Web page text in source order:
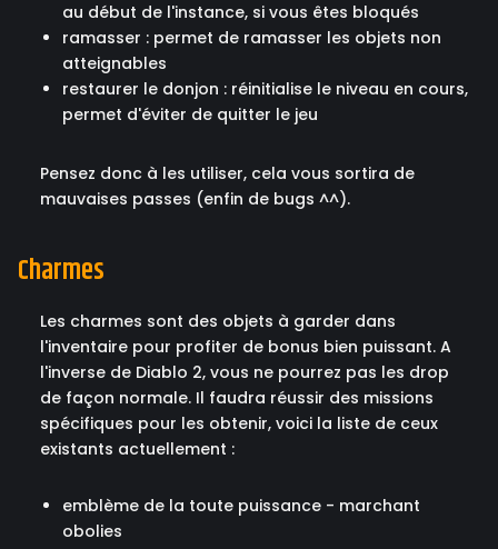
au début de l'instance, si vous êtes bloqués
ramasser : permet de ramasser les objets non
atteignables
restaurer le donjon : réinitialise le niveau en cours,
permet d'éviter de quitter le jeu
Pensez donc à les utiliser, cela vous sortira de
mauvaises passes (enfin de bugs ^^).
Charmes
Les charmes sont des objets à garder dans
l'inventaire pour profiter de bonus bien puissant. A
l'inverse de Diablo 2, vous ne pourrez pas les drop
de façon normale. Il faudra réussir des missions
spécifiques pour les obtenir, voici la liste de ceux
existants actuellement :
emblème de la toute puissance - marchant
obolies